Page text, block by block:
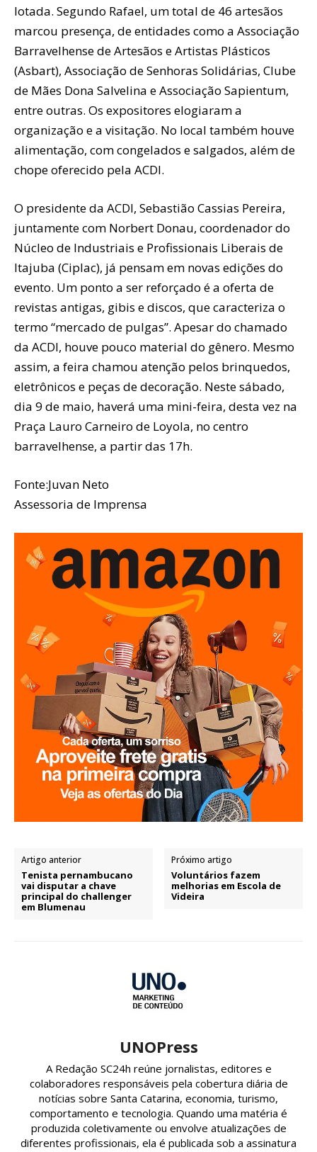
lotada. Segundo Rafael, um total de 46 artesãos
marcou presença, de entidades como a Associação
Barravelhense de Artesãos e Artistas Plásticos
(Asbart), Associação de Senhoras Solidárias, Clube
de Mães Dona Salvelina e Associação Sapientum,
entre outras. Os expositores elogiaram a
organização e a visitação. No local também houve
alimentação, com congelados e salgados, além de
chope oferecido pela ACDI.
O presidente da ACDI, Sebastião Cassias Pereira,
juntamente com Norbert Donau, coordenador do
Núcleo de Industriais e Profissionais Liberais de
Itajuba (Ciplac), já pensam em novas edições do
evento. Um ponto a ser reforçado é a oferta de
revistas antigas, gibis e discos, que caracteriza o
termo “mercado de pulgas”. Apesar do chamado
da ACDI, houve pouco material do gênero. Mesmo
assim, a feira chamou atenção pelos brinquedos,
eletrônicos e peças de decoração. Neste sábado,
dia 9 de maio, haverá uma mini-feira, desta vez na
Praça Lauro Carneiro de Loyola, no centro
barravelhense, a partir das 17h.
Fonte:Juvan Neto
Assessoria de Imprensa
Artigo anterior
Tenista pernambucano
vai disputar a chave
principal do challenger
em Blumenau
Próximo artigo
Voluntários fazem
melhorias em Escola de
Videira
UNOPress
A Redação SC24h reúne jornalistas, editores e
colaboradores responsáveis pela cobertura diária de
notícias sobre Santa Catarina, economia, turismo,
comportamento e tecnologia. Quando uma matéria é
produzida coletivamente ou envolve atualizações de
diferentes profissionais, ela é publicada sob a assinatura